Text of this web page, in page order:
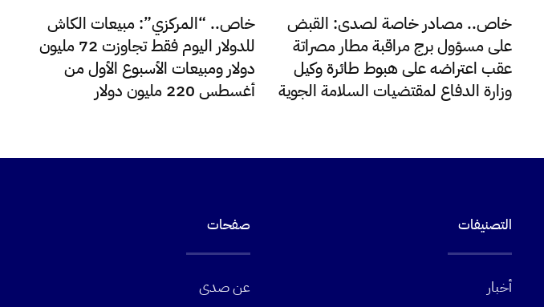
خاص.. مصادر خاصة لصدى: القبض
على مسؤول برج مراقبة مطار مصراتة
عقب اعتراضه على هبوط طائرة وكيل
وزارة الدفاع لمقتضيات السلامة الجوية
خاص.. “المركزي”: مبيعات الكاش
للدولار اليوم فقط تجاوزت 72 مليون
دولار ومبيعات الأسبوع الأول من
أغسطس 220 مليون دولار
التصنيفات
أخبار
صفحات
عن صدى